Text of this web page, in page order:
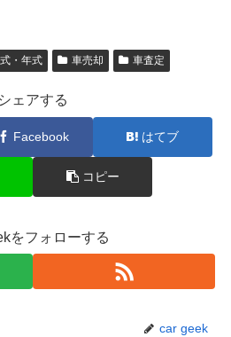
・年式 車売却 車査定
シェアする
Facebook はてブ
コピー
をフォローする
car geek